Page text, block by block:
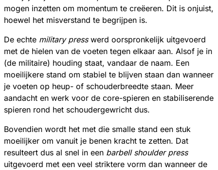
mogen inzetten om momentum te creëeren. Dit is onjuist,
hoewel het misverstand te begrijpen is.
De echte military presswerd oorspronkelijk uitgevoerd
met de hielen van de voeten tegen elkaar aan. Alsof je in
(de militaire) houding staat, vandaar de naam. Een
moeilijkere stand om stabiel te blijven staan dan wanneer
je voeten op heup- of schouderbreedte staan. Meer
aandacht en werk voor de core-spieren en stabiliserende
spieren rond het schoudergewricht dus.
Bovendien wordt het met die smalle stand een stuk
moeilijker om vanuit je benen kracht te zetten. Dat
resulteert dus al snel in een barbell shoulder press
uitgevoerd met een veel striktere vorm dan wanneer de